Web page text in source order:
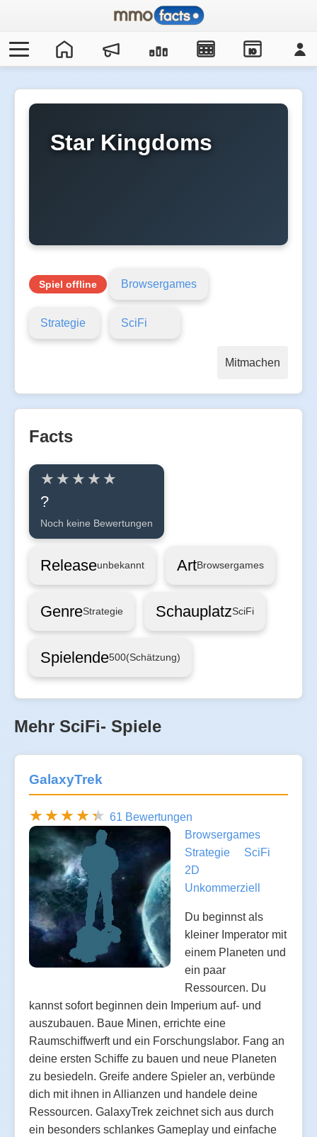
IO
Star Kingdoms
Spiel offline Browsergames
Strategie SciFi
Mitmachen
Facts
?
Noch keine Bewertungen
Releaseunbekannt ArtBrowsergames
GenreStrategie SchauplatzSciFi
Spielende500(Schätzung)
Mehr SciFi- Spiele
GalaxyTrek
61 Bewertungen
Browsergames
Strategie
SciFi
2D
Unkommerziell
Du beginnst als
kleiner Imperator mit
einem Planeten und
ein paar
Ressourcen. Du
kannst sofort beginnen dein Imperium auf- und
auszubauen. Baue Minen, errichte eine
Raumschiffwerft und ein Forschungslabor. Fang an
deine ersten Schiffe zu bauen und neue Planeten
zu besiedeln. Greife andere Spieler an, verbünde
dich mit ihnen in Allianzen und handele deine
Ressourcen. GalaxyTrek zeichnet sich aus durch
ein besonders schlankes Gameplay und einfache